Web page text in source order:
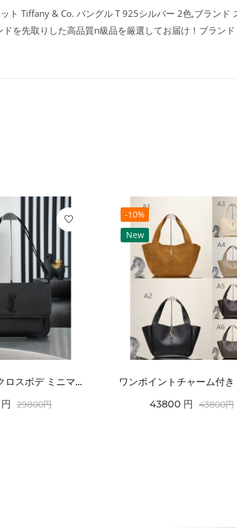
ト Tiffany & Co. バングル T 925シルバー 2色,ブランド
を先取りした高品質n級品を厳選してお届け！ブラン
2026SS YSL クロスボデ ミニマルフラップショルダー SAINT LAURENT サンロ...
円 29800円
-10%
New
43800 円 43800円